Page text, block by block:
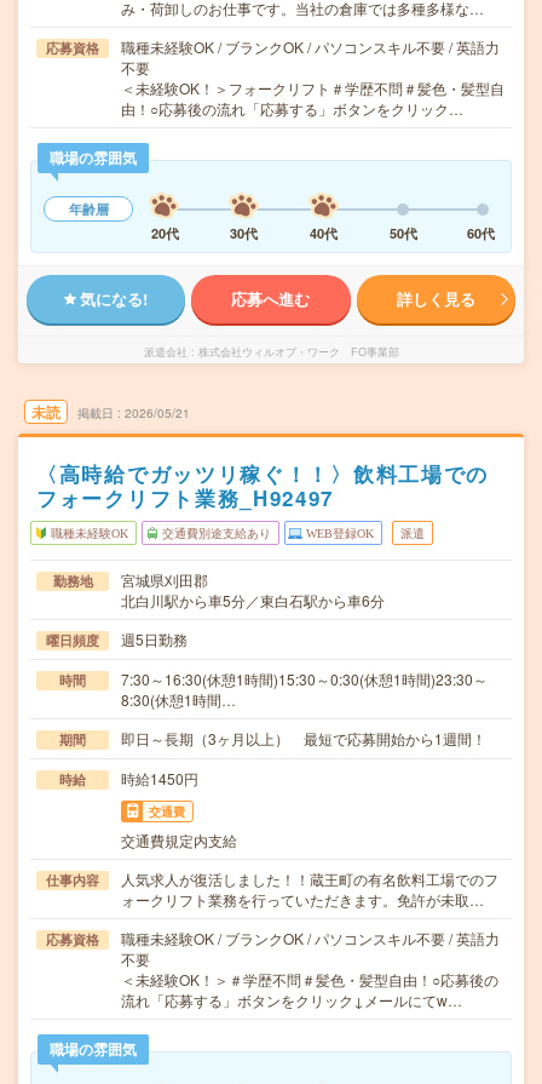
み・荷卸しのお仕事です。当社の倉庫では多種多様な…
応募資格
職種未経験OK / ブランクOK / パソコンスキル不要 / 英語力
不要
＜未経験OK！＞フォークリフト＃学歴不問＃髪色・髪型自
由！○応募後の流れ「応募する」ボタンをクリック…
職場の雰囲気
年齢層
20代
30代 40代 50代 60代
気になる! 応募へ進む 詳しく見る
派遣会社 株式会社ウィルオブ・ワーク FO事業部
未読 掲載日 2026/05/21
〈高時給でガッツリ稼ぐ！！〉飲料工場での
フォークリフト業務_H92497
職種未経験OK 交通費別途支給あり WEB登録OK 派遣
勤務地
宮城県刈田郡
北白川駅から車5分／東白石駅から車6分
曜日頻度 週5日勤務
時間
7:30～16:30(休憩1時間)15:30～0:30(休憩1時間)23:30～
8:30(休憩1時間…
期間 即日～長期（3ヶ月以上） 最短で応募開始から1週間！
時給 時給1450円
交通費
交通費規定内支給
仕事内容
人気求人が復活しました！！蔵王町の有名飲料工場でのフ
ォークリフト業務を行っていただきます。免許が未取…
応募資格
職種未経験OK / ブランクOK / パソコンスキル不要 / 英語力
不要
＜未経験OK！＞＃学歴不問＃髪色・髪型自由！○応募後の
流れ「応募する」ボタンをクリック↓メールにてw…
職場の雰囲気